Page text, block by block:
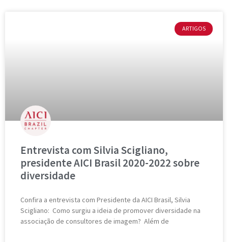
ARTIGOS
Entrevista com Silvia Scigliano,
presidente AICI Brasil 2020-2022 sobre
diversidade
Confira a entrevista com Presidente da AICI Brasil, Silvia
Scigliano: Como surgiu a ideia de promover diversidade na
associação de consultores de imagem? Além de